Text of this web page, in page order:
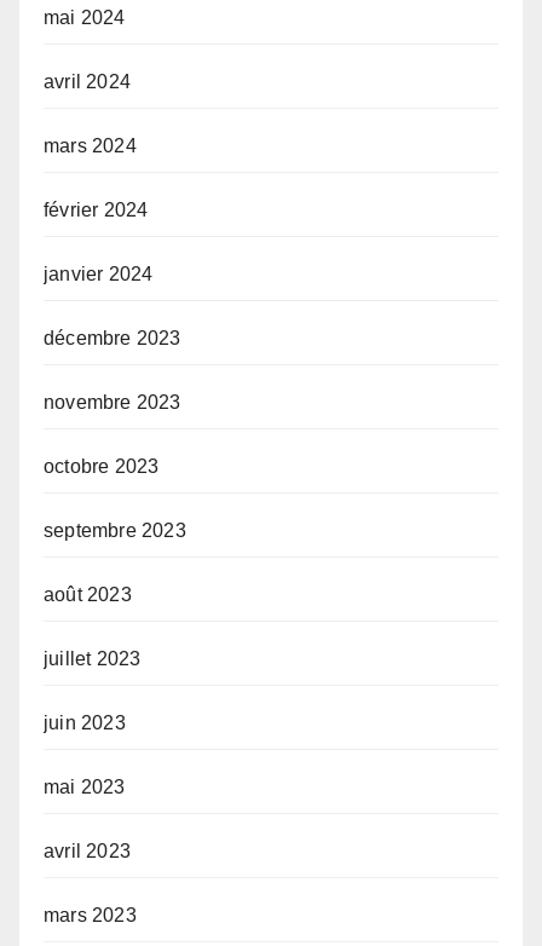
mai 2024
avril 2024
mars 2024
février 2024
janvier 2024
décembre 2023
novembre 2023
octobre 2023
septembre 2023
août 2023
juillet 2023
juin 2023
mai 2023
avril 2023
mars 2023